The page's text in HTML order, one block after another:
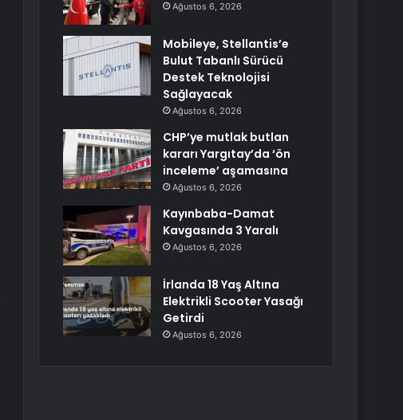
Ağustos 6, 2026
Mobileye, Stellantis’e
Bulut Tabanlı Sürücü
Destek Teknolojisi
Sağlayacak
Ağustos 6, 2026
CHP’ye mutlak butlan
kararı Yargıtay’da ‘ön
inceleme’ aşamasına
Ağustos 6, 2026
Kayınbaba-Damat
Kavgasında 3 Yaralı
Ağustos 6, 2026
İrlanda 18 Yaş Altına
Elektrikli Scooter Yasağı
Getirdi
Ağustos 6, 2026